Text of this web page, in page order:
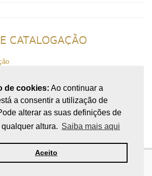
de cookies: Ao continuar a
a consentir a utilização de
alterar as suas definições de
altura. Saiba mais aqui
Aceito
CATALOGAÇÃO